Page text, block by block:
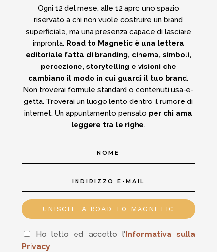
Ogni 12 del mese, alle 12 apro uno spazio
riservato a chi non vuole costruire un brand
superficiale, ma una presenza capace di lasciare
impronta. Road to Magnetic è una lettera
editoriale fatta di branding, cinema, simboli,
percezione, storytelling e visioni che
cambiano il modo in cui guardi il tuo brand.
Non troverai formule standard o contenuti usa-e-
getta. Troverai un luogo lento dentro il rumore di
internet.Un appuntamento pensato per chi ama
leggere tra le righe.
UNISCITI A ROAD TO MAGNETIC
Ho letto ed accetto l'Informativa sulla
Privacy